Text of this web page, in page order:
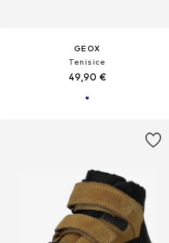
GEOX
Tenisice
49,90 €